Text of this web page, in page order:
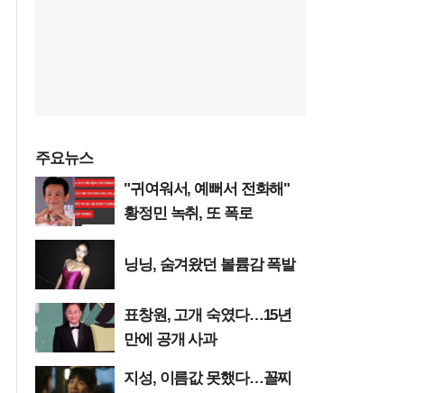
주요뉴스
"귀여워서, 예뻐서 전화해"
황정민 녹취, 또 폭로
닝닝, 숨겨왔던 볼륨감 폭발
표창원, 고개 숙였다…15년
만에 공개 사과
지성, 이름값 못했다…꼴찌